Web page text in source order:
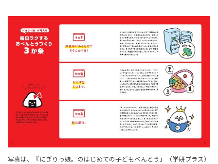
写真は、『にぎりっ娘。のはじめての子どもべんとう』（学研プラス）